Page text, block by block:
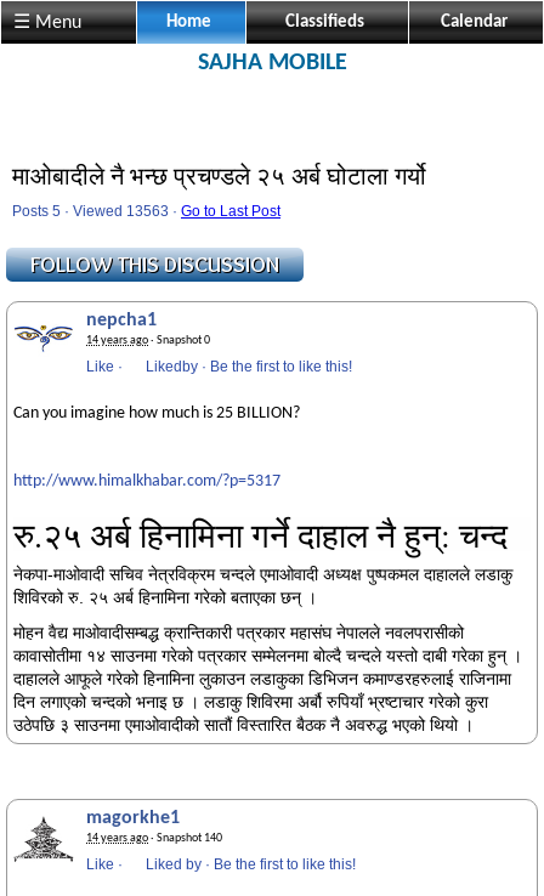
☰ Menu Home Classifieds Calendar
SAJHA MOBILE
माओबादीले नै भन्छ प्रचण्डले २५ अर्ब घोटाला गर्यो
Posts 5 · Viewed 13563 · Go to Last Post
nepcha1
14 years ago· Snapshot 0
Like · Likedby · Be the first to like this!
Can you imagine how much is 25 BILLION?
http://www.himalkhabar.com/?p=5317
रु.२५ अर्ब हिनामिना गर्ने दाहाल नै हुन्: चन्द
नेकपा-माओवादी सचिव नेत्रविक्रम चन्दले एमाओवादी अध्यक्ष पुष्पकमल दाहालले लडाकु
शिविरको रु. २५ अर्ब हिनामिना गरेको बताएका छन् ।
मोहन वैद्य माओवादीसम्बद्ध क्रान्तिकारी पत्रकार महासंघ नेपालले नवलपरासीको
कावासोतीमा १४ साउनमा गरेको पत्रकार सम्मेलनमा बोल्दै चन्दले यस्तो दाबी गरेका हुन् ।
दाहालले आफूले गरेको हिनामिना लुकाउन लडाकुका डिभिजन कमाण्डरहरुलाई राजिनामा
दिन लगाएको चन्दको भनाइ छ । लडाकु शिविरमा अर्बौ रुपियाँ भ्रष्टाचार गरेको कुरा
उठेपछि ३ साउनमा एमाओवादीको सातौं विस्तारित बैठक नै अवरुद्ध भएको थियो ।
magorkhe1
14 years ago· Snapshot 140
Like · Liked by · Be the first to like this!